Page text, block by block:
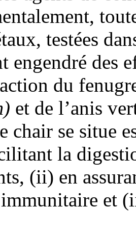
testées
engendré des
du
et de l’anis
chair se situe
la
(ii) en
et